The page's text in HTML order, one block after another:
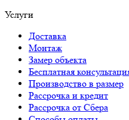
Услуги
Доставка
Монтаж
Замер объекта
Бесплатная
Производство в размер
Рассрочка и кредит
Рассрочка от Сбера